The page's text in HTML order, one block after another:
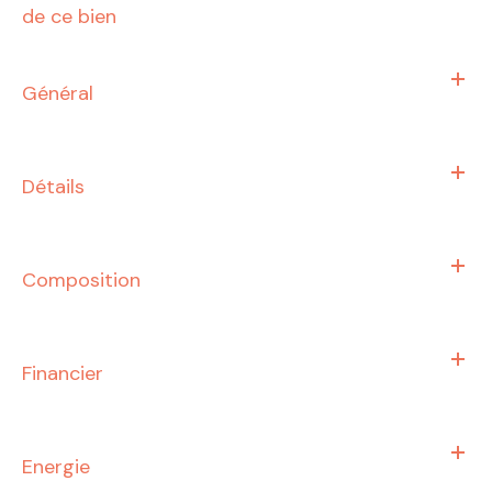
de ce bien
Général
Détails
Composition
Financier
Energie